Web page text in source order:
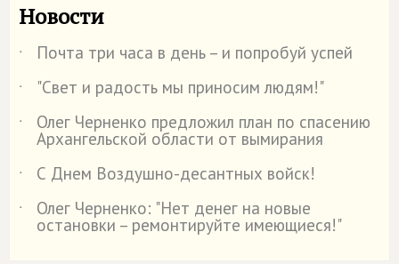
Новости
˙
Почта три часа в день – и попробуй успей
˙
"Свет и радость мы приносим людям!"
˙
Олег Черненко предложил план по спасению
Архангельской области от вымирания
˙
С Днем Воздушно-десантных войск!
˙
Олег Черненко: "Нет денег на новые
остановки – ремонтируйте имеющиеся!"